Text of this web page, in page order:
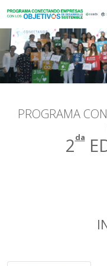
PROGRAMA
2da